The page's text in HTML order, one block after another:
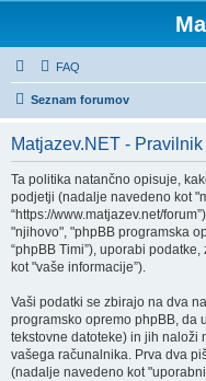
FAQ
Seznam forumov
Matjazev.NET -
Ta politika natančno opisuje,
podjetji (nadalje navedeno kot
“https://www.matjazev.net/
"njihovo", "phpBB programska
“phpBB Timi”), uporabi
kot "vaše informacije”).
Vaši podatki se zbirajo na dva
programsko opremo phpBB, da
tekstovne datoteke) in jih naloži
vašega računalnika. Prva dva
(nadalje navedeno kot